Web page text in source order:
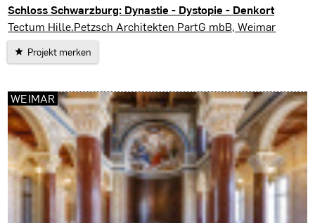
Schloss Schwarzburg: Dynastie - Dystopie - Denkort
Schwarzburg
Tectum Hille.Petzsch Architekten PartG mbB, Weimar
Projekt merken
WEIMAR